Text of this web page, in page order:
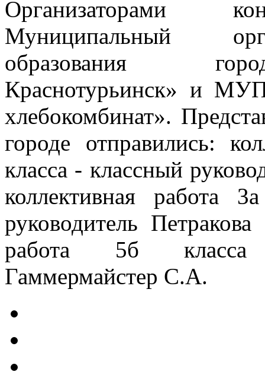
Организаторами
Муниципальный
образования
Краснотурьинск» и
хлебокомбинат».
городе отправились:
класса - классный
коллективная работа
руководитель
работа 5б класса
Гаммермайстер С.А.